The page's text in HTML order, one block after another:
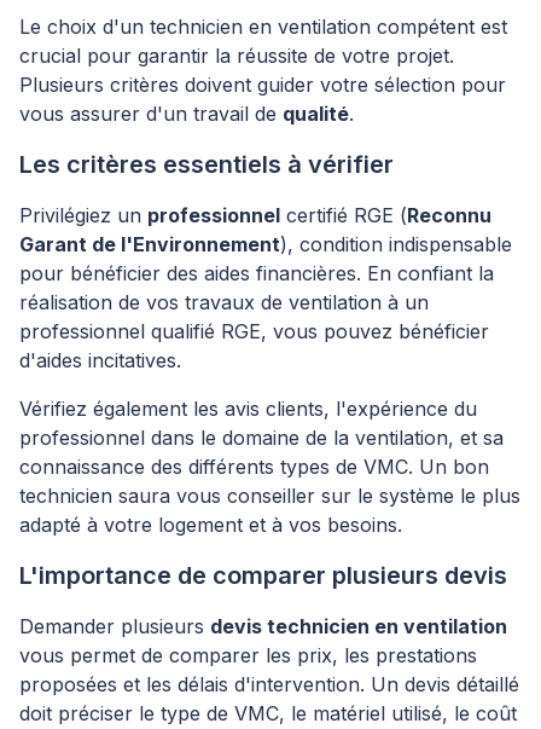
Le choix d'un technicien en ventilation compétent est
crucial pour garantir la réussite de votre projet.
Plusieurs critères doivent guider votre sélection pour
vous assurer d'un travail de qualité.
Les critères essentiels à vérifier
Privilégiez un professionnel certifié RGE (Reconnu
Garant de l'Environnement), condition indispensable
pour bénéficier des aides financières. En confiant la
réalisation de vos travaux de ventilation à un
professionnel qualifié RGE, vous pouvez bénéficier
d'aides incitatives.
Vérifiez également les avis clients, l'expérience du
professionnel dans le domaine de la ventilation, et sa
connaissance des différents types de VMC. Un bon
technicien saura vous conseiller sur le système le plus
adapté à votre logement et à vos besoins.
L'importance de comparer plusieurs devis
Demander plusieurs devis technicien en ventilation
vous permet de comparer les prix, les prestations
proposées et les délais d'intervention. Un devis détaillé
doit préciser le type de VMC, le matériel utilisé, le coût